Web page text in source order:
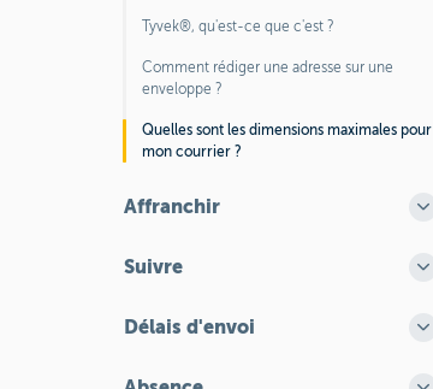
Tyvek®, qu'est-ce que c'est ?
Comment rédiger une adresse sur une
enveloppe ?
Quelles sont les dimensions maximales pour
mon courrier ?
Affranchir
Suivre
Délais d'envoi